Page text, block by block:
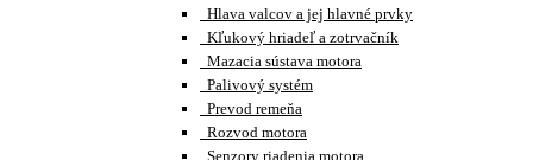
Hlava valcov a jej hlavné prvky
Kľukový hriadeľ a zotrvačník
Mazacia sústava motora
Palivový systém
Prevod remeňa
Rozvod motora
Senzory riadenia motora